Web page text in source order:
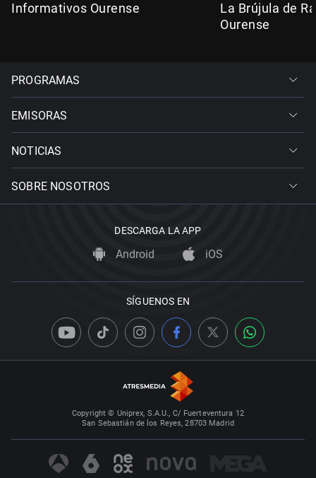
Informativos Ourense
La Brújula de
Ourense
PROGRAMAS
EMISORAS
NOTICIAS
SOBRE NOSOTROS
DESCARGA LA APP
Android iOS
SÍGUENOS EN
Copyright © Uniprex, S.A.U., C/ Fuerteventura 12
San Sebastián de los Reyes, 28703 Madrid